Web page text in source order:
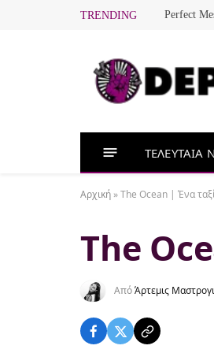
TRENDING Perfect
ΤΕΛΕΥΤΑΙΑ
Αρχική »The Ocean | Ένα
The
ΑπόΆρτεμις